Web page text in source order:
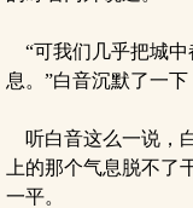
“可我们几乎把城中
息。”白音沉默了一下
听白音这么一说，
上的那个气息脱不了
一平。